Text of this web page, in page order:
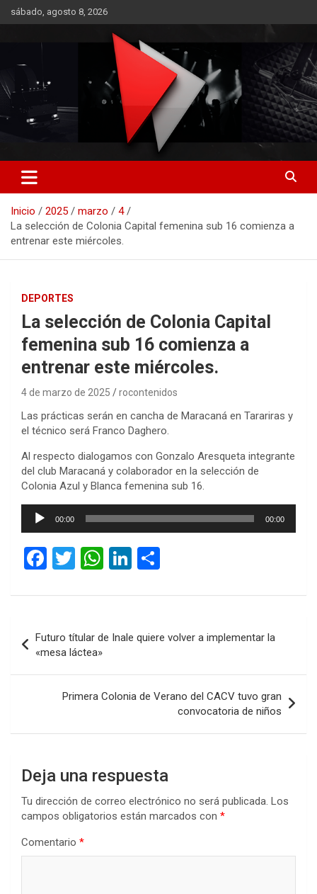
Saltar
al
sábado, agosto 8, 2026
RO CONTENIDOS
Inicio 2025 marzo
4
La selección de Colonia Capital femenina sub 16 comienza a
entrenar este miércoles.
DEPORTES
La selección de Colonia Capital
femenina sub 16 comienza a
entrenar este miércoles.
4 de marzo de 2025 rocontenidos
Las prácticas serán en cancha de Maracaná en Tarariras y
el técnico será Franco Daghero.
Al respecto dialogamos con Gonzalo Aresqueta integrante
del club Maracaná y colaborador en la selección de
Colonia Azul y Blanca femenina sub 16.
Reproductor
00:00 00:00
F
ce
o
o
T
tt
W
at
A
p
p
Li
ke
n
m
ar
tir
de
entradas
Futuro títular de Inale quiere volver a implementar la
«mesa láctea»
Primera Colonia de Verano del CACV tuvo gran
convocatoria de niños
Deja una respuesta
Tu dirección de correo electrónico no será publicada. Los
campos obligatorios están marcados con *
Comentario *